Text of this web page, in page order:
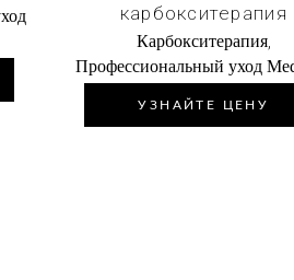
карбокситерапия
Карбокситерапия,
Профессиональный уход
УЗНАЙТЕ ЦЕНУ